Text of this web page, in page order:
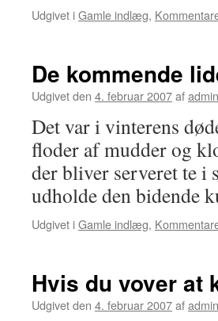
Udgivet iGamle indlæg,
De kommende
Udgivet den 4. februar 2007afadmin
Det var i vinterens
floder af mudder og
der bliver serveret te i
udholde den bidende
Udgivet iGamle indlæg,
Hvis du vover
Udgivet den 4. februar 2007afadmin